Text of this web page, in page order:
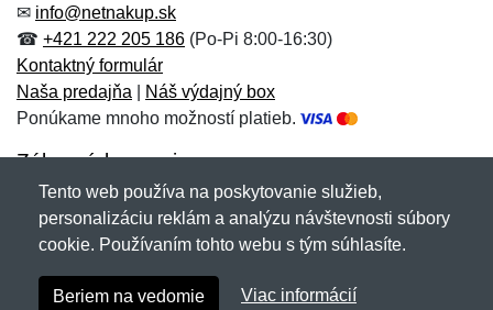
Meno:*
E-mail:
Správa*
E-mail:*
Správa*
✉ info@netnakup.sk
☎ +421 222 205 186 (Po-Pi 8:00-16:30)
Kontaktný formulár
Naša predajňa
Náš výdajný box
Ponúkame mnoho možností platieb.
Zákaznícky servis
Novinky emailom
Copyright © 2007-2026 (19 rokov s vami)Netnakup.sk
Tento web používa na poskytovanie služieb,
personalizáciu reklám a analýzu návštevnosti súbory
cookie. Používaním tohto webu s tým súhlasíte.
Beriem na vedomie Viac informácií